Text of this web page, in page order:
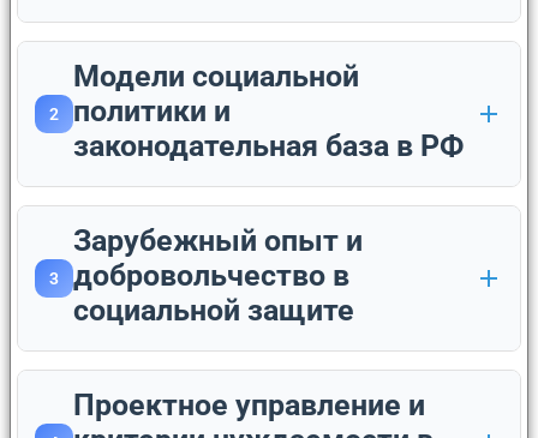
2
Модели социальной
политики и
законодательная база в РФ
3
Зарубежный опыт и
добровольчество в
социальной защите
Проектное управление и